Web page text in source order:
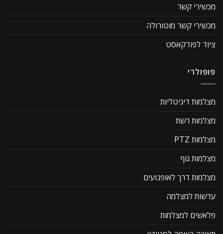
מכשירי קשר
מכשירי קשר מוטורולה
ציוד לפודקאסט
פופולרי
מצלמות דיגיטליות
מצלמות רשת
מצלמות PTZ
מצלמות גוף
מצלמות דרך לאופנועים
עדשות למצלמה
פלאשים למצלמות